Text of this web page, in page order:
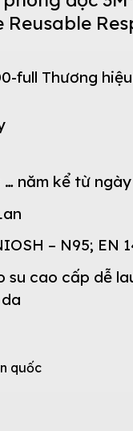
Reusable
full Thương
… năm kể từ
– N95; EN
su cao cấp dễ
quốc